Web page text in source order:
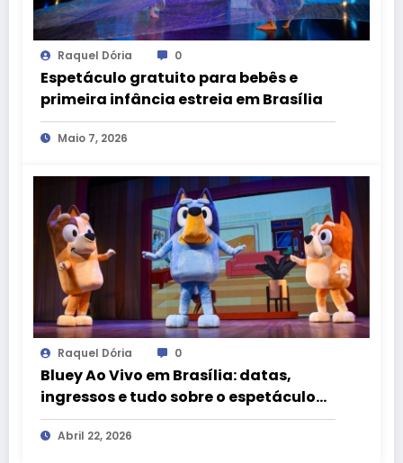
Raquel Dória 0
Espetáculo gratuito para bebês e
primeira infância estreia em Brasília
Maio 7, 2026
Raquel Dória 0
Bluey Ao Vivo em Brasília: datas,
ingressos e tudo sobre o espetáculo
oficial
Abril 22, 2026